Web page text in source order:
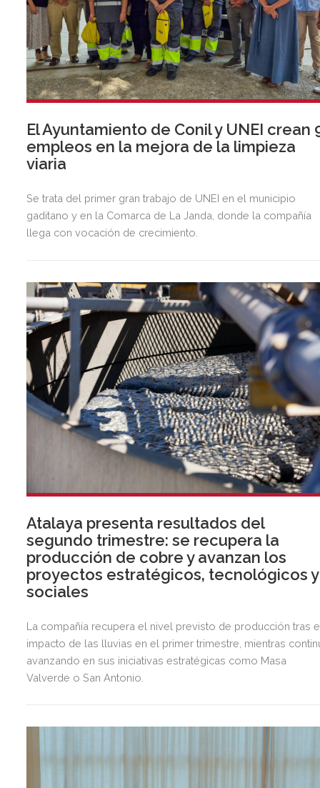
El Ayuntamiento de Conil y UNEI crean
empleos en la mejora de la limpieza
viaria
Se trata del primer gran trabajo de UNEI en el municipio
gaditano y en la Comarca de La Janda, donde la compañía
llega con vocación de crecimiento.
Atalaya presenta resultados del
segundo trimestre: se recupera la
producción de cobre y avanzan los
proyectos estratégicos, tecnológicos y
sociales
La compañía recupera el nivel previsto de producción tras
impacto de las lluvias en el primer trimestre, mientras
avanzando en sus iniciativas estratégicas como Masa
Valverde o San Antonio.